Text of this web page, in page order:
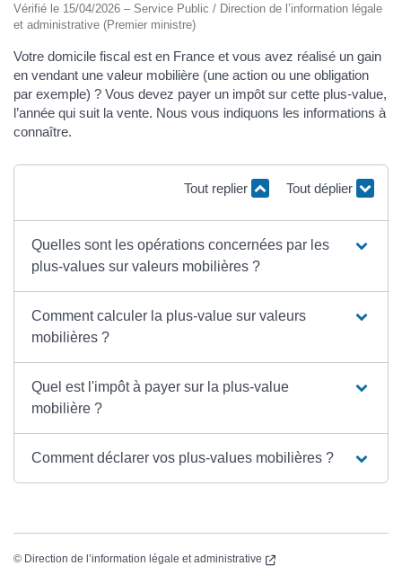
Vérifié le 15/04/2026 – Service Public / Direction de l’information légale
et administrative (Premier ministre)
Votre domicile fiscal est en France et vous avez réalisé un gain
en vendant une valeur mobilière (une action ou une obligation
par exemple) ? Vous devez payer un impôt sur cette plus-value,
l’année qui suit la vente. Nous vous indiquons les informations à
connaître.
Tout replier Tout déplier
Quelles sont les opérations concernées par les
plus-values sur valeurs mobilières ?
Comment calculer la plus-value sur valeurs
mobilières ?
Quel est l'impôt à payer sur la plus-value
mobilière ?
Comment déclarer vos plus-values mobilières ?
© Direction de l’information légale et administrative (nouvelle fenêtre)